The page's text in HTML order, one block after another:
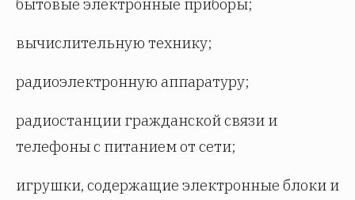
вычислительную технику;
радиоэлектронную аппаратуру;
радиостанции гражданской связи и
телефоны с питанием от сети;
игрушки, содержащие электронные блоки и